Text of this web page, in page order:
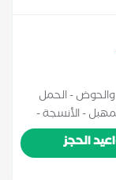
- الحمل
- الأنسجة -
الرقبة - شرايين
الكلي ) -
الصوتية
الحجز